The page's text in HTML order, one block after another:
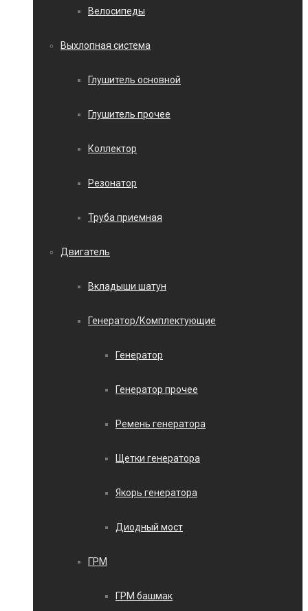
Велосипеды
Выхлопная система
Глушитель основной
Глушитель прочее
Коллектор
Резонатор
Труба приемная
Двигатель
Вкладыши шатун
Генератор/Комплектующие
Генератор
Генератор прочее
Ремень генератора
Щетки генератора
Якорь генератора
Диодный мост
ГРМ
ГРМ башмак